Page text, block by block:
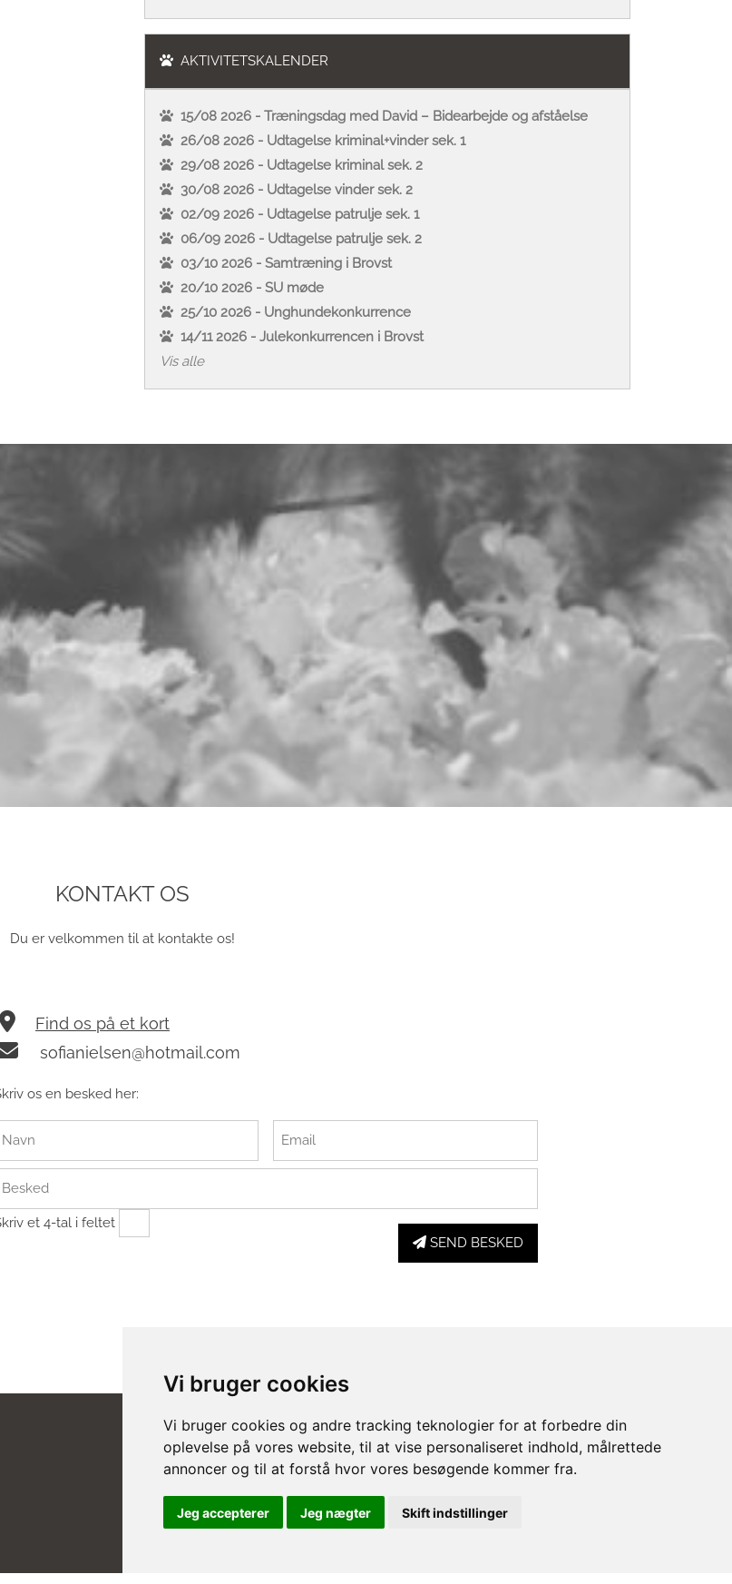
Vi bruger cookies
Vi bruger cookies og andre tracking teknologier for at forbedre din
oplevelse på vores website, til at vise personaliseret indhold, målrettede
annoncer og til at forstå hvor vores besøgende kommer fra.
Jeg accepterer Jeg nægter Skift indstillinger
AKTIVITETSKALENDER
15/08 2026 - Træningsdag med David – Bidearbejde og afståelse
26/08 2026 - Udtagelse kriminal+vinder sek. 1
29/08 2026 - Udtagelse kriminal sek. 2
30/08 2026 - Udtagelse vinder sek. 2
02/09 2026 - Udtagelse patrulje sek. 1
06/09 2026 - Udtagelse patrulje sek. 2
03/10 2026 - Samtræning i Brovst
20/10 2026 - SU møde
25/10 2026 - Unghundekonkurrence
14/11 2026 - Julekonkurrencen i Brovst
Vis alle
KONTAKT OS
Du er velkommen til at kontakte os!
Find os på et kort
sofianielsen@hotmail.com
os en besked her:
et 4-tal i feltet
SEND BESKED
Ørhedevej 25